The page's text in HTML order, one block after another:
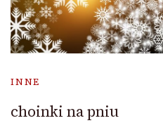
INNE
choinki na pniu